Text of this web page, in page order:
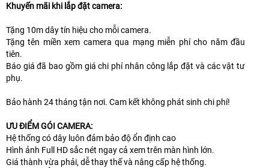
Khuyến mãi khi lắp đặt camera:
Tặng 10m dây tín hiệu cho mỗi camera.
Tặng tên miền xem camera qua mạng miễn phí cho năm đầu
tiên.
Báo giá đã bao gồm giá chi phí nhân công lắp đặt và các vật tư
phụ.
Bảo hành 24 tháng tận nơi. Cam kết không phát sinh chi phí!
ƯU ĐIỂM GÓI CAMERA:
Hệ thống có dây luôn đảm bảo độ ổn định cao
Hình ảnh Full HD sắc nét ngay cả xem trên màn hình lớn.
Giá thành vừa phải, dễ thay thế và nâng cấp hệ thống.